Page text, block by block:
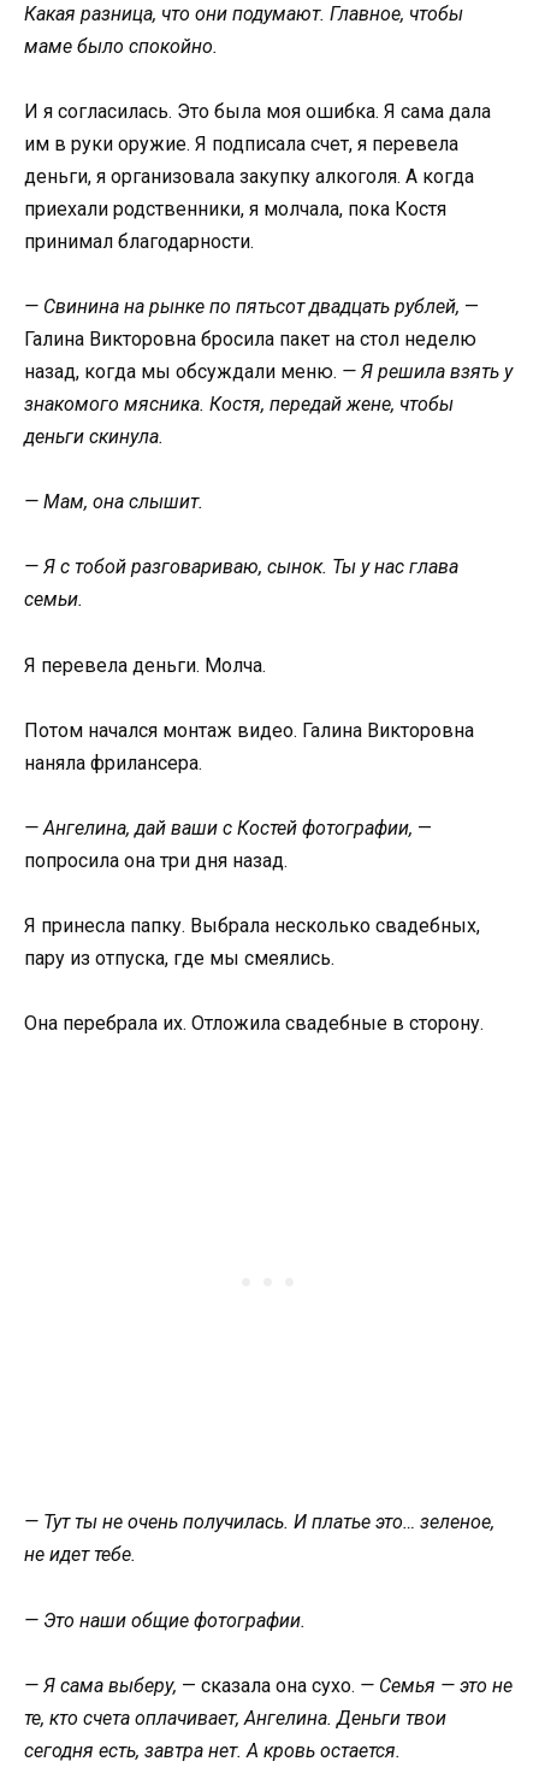
Какая разница, что они подумают. Главное, чтобы
маме было спокойно.
И я согласилась. Это была моя ошибка. Я сама дала
им в руки оружие. Я подписала счет, я перевела
деньги, я организовала закупку алкоголя. А когда
приехали родственники, я молчала, пока Костя
принимал благодарности.
— Свинина на рынке по пятьсот двадцать рублей, —
Галина Викторовна бросила пакет на стол неделю
назад, когда мы обсуждали меню. — Я решила взять у
знакомого мясника. Костя, передай жене, чтобы
деньги скинула.
— Мам, она слышит.
— Я с тобой разговариваю, сынок. Ты у нас глава
семьи.
Я перевела деньги. Молча.
Потом начался монтаж видео. Галина Викторовна
наняла фрилансера.
— Ангелина, дай ваши с Костей фотографии, —
попросила она три дня назад.
Я принесла папку. Выбрала несколько свадебных,
пару из отпуска, где мы смеялись.
Она перебрала их. Отложила свадебные в сторону.
— Тут ты не очень получилась. И платье это… зеленое,
не идет тебе.
— Это наши общие фотографии.
— Я сама выберу, — сказала она сухо. — Семья — это не
те, кто счета оплачивает, Ангелина. Деньги твои
сегодня есть, завтра нет. А кровь остается.